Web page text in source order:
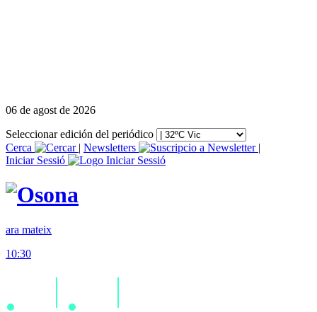
06 de agost de 2026
Seleccionar edición del periódico
Cerca
| Newsletters
|
Iniciar Sessió
ara mateix
10:30